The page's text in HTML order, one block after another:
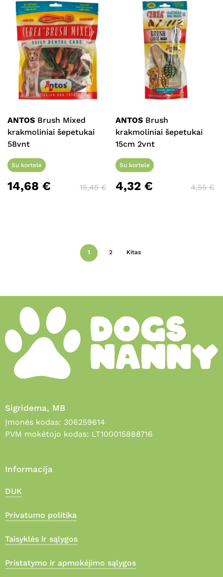
ANTOS Brush Mixed
krakmoliniai šepetukai
58vnt
Su kortele
14,68 € 15,45€
ANTOS Brush
krakmoliniai šepetukai
15cm 2vnt
Su kortele
4,32€ 4,55€
1 2 Kitas
Sigridema, MB
Įmonės kodas: 306259614
PVM mokėtojo kodas: LT100015888716
Informacija
DUK
Privatumo politika
Taisyklės ir sąlygos
Pristatymo ir apmokėjimo sąlygos